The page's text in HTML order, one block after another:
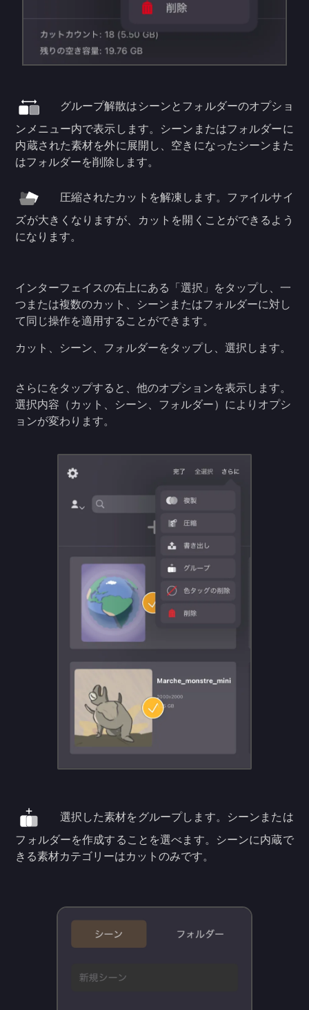
グループ解散はシーンとフォルダーのオプショ
ンメニュー内で表示します。シーンまたはフォルダーに
内蔵された素材を外に展開し、空きになったシーンまた
はフォルダーを削除します。
圧縮されたカットを解凍します。ファイルサイ
ズが大きくなりますが、カットを開くことができるよう
になります。
インターフェイスの右上にある「選択」をタップし、一
つまたは複数のカット、シーンまたはフォルダーに対し
て同じ操作を適用することができます。
カット、シーン、フォルダーをタップし、選択します。
さらにをタップすると、他のオプションを表示します。
選択内容（カット、シーン、フォルダー）によりオプシ
ョンが変わります。
選択した素材をグループします。シーンまたは
フォルダーを作成することを選べます。シーンに内蔵で
きる素材カテゴリーはカットのみです。